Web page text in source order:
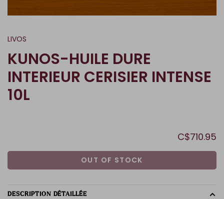
LIVOS
KUNOS-HUILE DURE
INTERIEUR CERISIER INTENSE
10L
C$710.95
OUT OF STOCK
DESCRIPTION DÉTAILLÉE